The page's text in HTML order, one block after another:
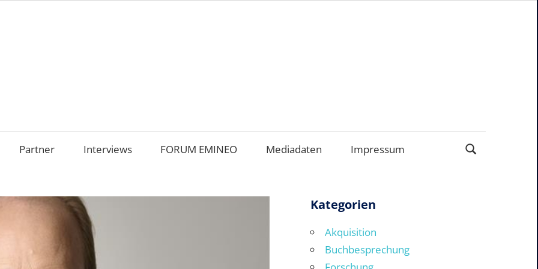
Partner Interviews FORUM EMINEO Mediadaten Impressum
Kategorien
Akquisition
Buchbesprechung